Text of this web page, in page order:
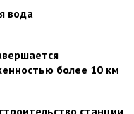
вода
более 10 км